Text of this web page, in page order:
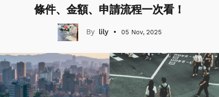
條件、金額、申請流程一次看！
lily 05 Nov, 2025